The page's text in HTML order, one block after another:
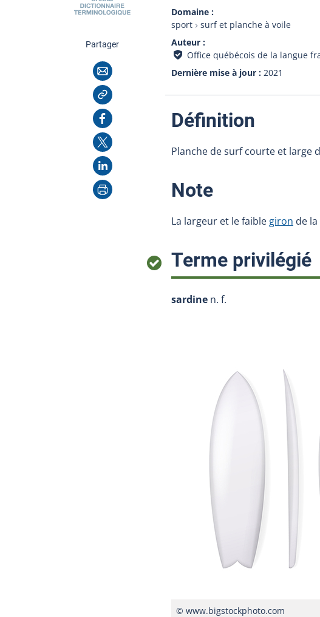
Domaine
sport
surf et planche à voile
Auteur
Office québécois de la langue
Dernière mise à jour
2021
Partagercette page
Courriel
Copier l'adresse
Facebook
X
LinkedIn
Imprimer
Définition
Planche de surf courte et large
Note:
La largeur et le faible giron de
Terme privilégié:
sardine n. f.
© www.bigstockphoto.com